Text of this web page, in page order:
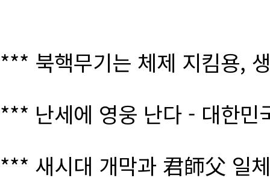
*** 북핵무기는 체제 지킴용,
*** 난세에 영웅 난다 - 대한
*** 새시대 개막과 君師父 일